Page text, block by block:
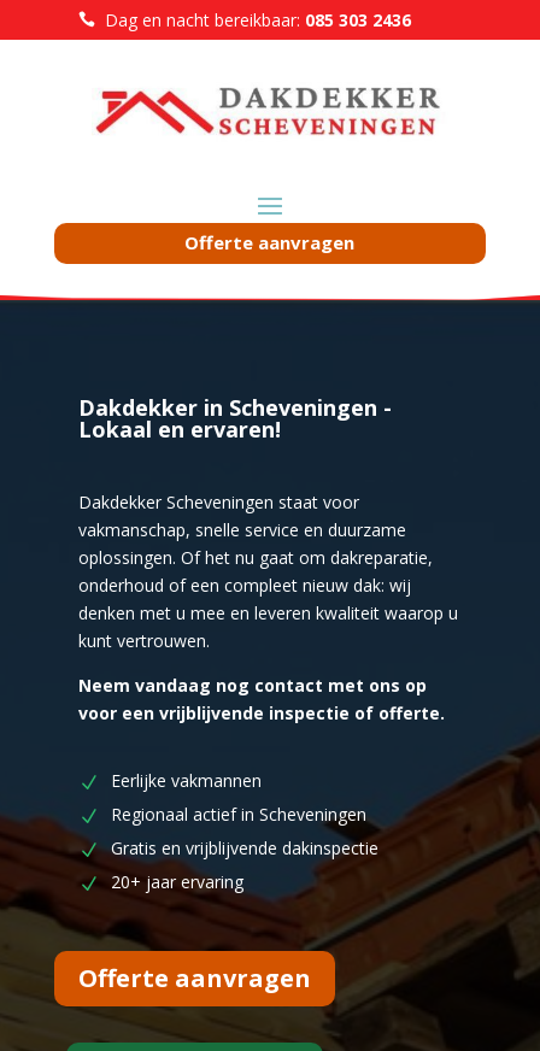
Dag en nacht bereikbaar: 085 303 2436
Offerte aanvragen
Dakdekker in Scheveningen -
Lokaal en ervaren!
Dakdekker Scheveningen staat voor
vakmanschap, snelle service en duurzame
oplossingen. Of het nu gaat om dakreparatie,
onderhoud of een compleet nieuw dak: wij
denken met u mee en leveren kwaliteit waarop u
kunt vertrouwen.
Neem vandaag nog contact met ons op
voor een vrijblijvende inspectie of offerte.
Eerlijke vakmannen
Regionaal actief in Scheveningen
Gratis en vrijblijvende dakinspectie
20+ jaar ervaring
Offerte aanvragen